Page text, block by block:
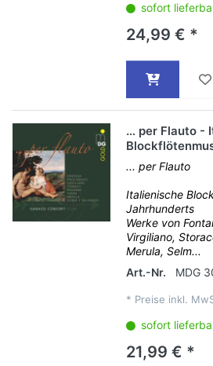
sofort
24,99 € *
… per Flauto -
... per Flauto
Italienische
Jahrhunderts
Werke von
Virgiliano,
Merula, Selm...
Art.-Nr.
MDG
* Preise inkl.
sofort
21,99 € *